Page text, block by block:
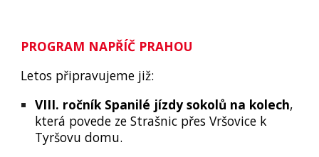
PROGRAM NAPŘÍČ PRAHOU
Letos připravujeme již:
VIII. ročník Spanilé jízdy sokolů na kolech,
která povede ze Strašnic přes Vršovice k
Tyršovu domu.